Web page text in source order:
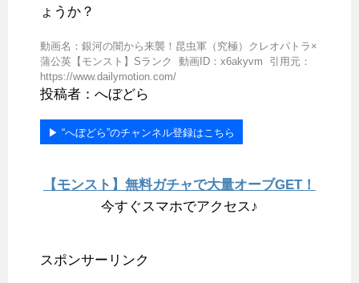
ょうか？
動画名：銀河の闇から来襲！昆虫軍（究極）クレオパトラ×
蒲公英【モンスト】Sランク 動画ID：x6akyvm 引用元：
https://www.dailymotion.com/
投稿者：へぼどら
▶︎ “へぼどら”のチャンネル登録はこちら
【モンスト】無料ガチャで大量オーブGET！
今すぐスマホでアクセス♪
スポンサーリンク